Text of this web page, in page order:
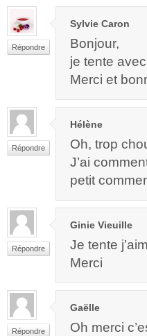
Répondre
Sylvie Caron
Bonjour,
je tente
Merci et
Répondre
Hélène
Oh, trop
J’ai
petit
Répondre
Ginie Vieuille
Je tente
Merci
Répondre
Gaëlle
Oh merci